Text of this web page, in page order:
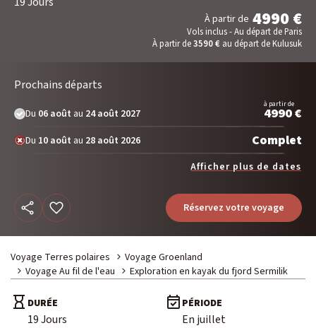
Voyage Photo
Photo Peuples du Monde
Photo Paysage & Nature
Au fil de l'eau
Croisière Aventure
Neige
Traîneau à chiens
Raquette
Ski & Pulka
À partir de 4990 €
Vols inclus - Au départ de Paris
À partir de3590 € au départ de Kulusuk
Prochains départs
Du 06 août au 24 août 2027
à partir de
4990 €
Du 10 août au 28 août 2026 Complet
Afficher plus de dates
Réservez votre voyage
Voyage Terres polaires
Voyage Groenland
Voyage Au fil de l'eau
Exploration en kayak du fjord Sermilik
DURÉE
19 Jours
PÉRIODE
En juillet